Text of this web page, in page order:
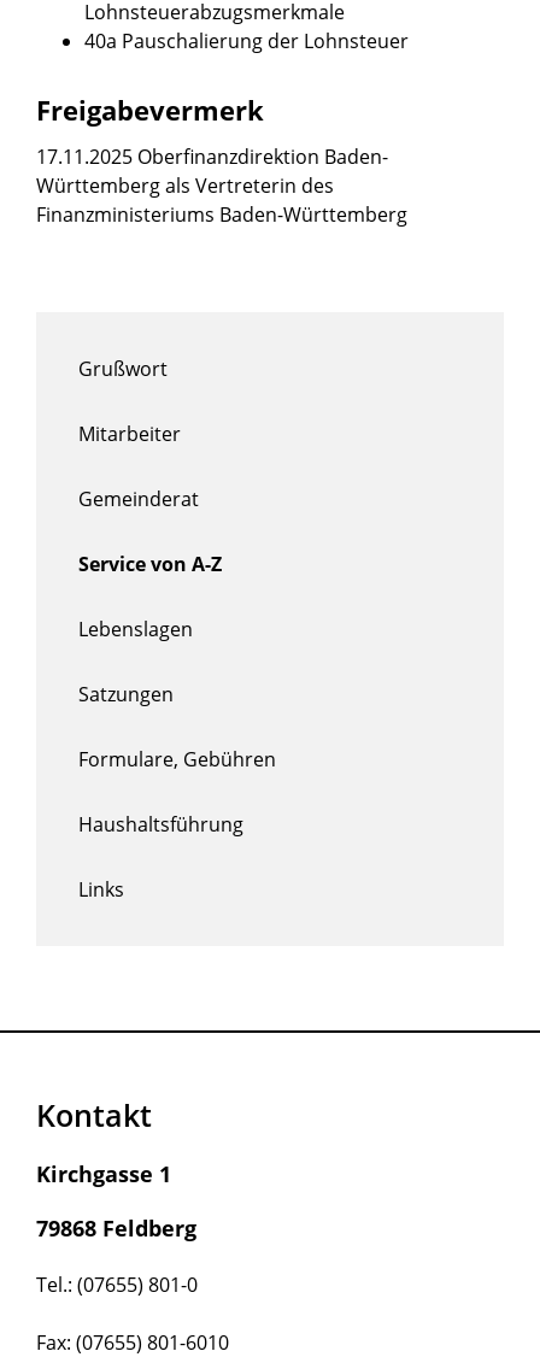
Lohnsteuerabzugsmerkmale
40a Pauschalierung der Lohnsteuer
Freigabevermerk
17.11.2025 Oberfinanzdirektion Baden-
Württemberg als Vertreterin des
Finanzministeriums Baden-Württemberg
Grußwort
Mitarbeiter
Gemeinderat
Service von A-Z
Lebenslagen
Satzungen
Formulare, Gebühren
Haushaltsführung
Links
Kontakt
Kirchgasse 1
79868 Feldberg
Tel.: (07655) 801-0
Fax: (07655) 801-6010